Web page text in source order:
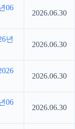
06
2026.06.30
년
2026.06.30
2026.06.30
06
2026.06.30